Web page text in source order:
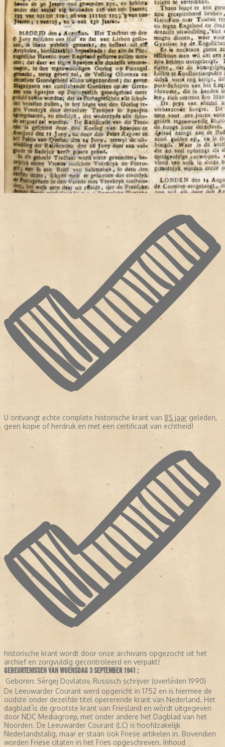
U ontvangt echte complete historische krant van 85 jaar geleden,
geen kopie of herdruk en met een certificaat van echtheid!
historische krant wordt door onze archivaris opgezocht uit het
archief en zorgvuldig gecontroleerd en verpakt!
GEBEURTENISSEN VAN WOENSDAG 3 SEPTEMBER 1941 :
Geboren: Sergej Dovlatov, Russisch schrijver (overleden 1990)
De Leeuwarder Courant werd opgericht in 1752 en is hiermee de
oudste onder dezelfde titel opererende krant van Nederland. Het
dagblad is de grootste krant van Friesland en wordt uitgegeven
door NDC Mediagroep, met onder andere het Dagblad van het
Noorden. De Leeuwarder Courant (LC) is hoofdzakelijk
Nederlandstalig, maar er staan ook Friese artikelen in. Bovendien
worden Friese citaten in het Fries opgeschreven. Inhoud